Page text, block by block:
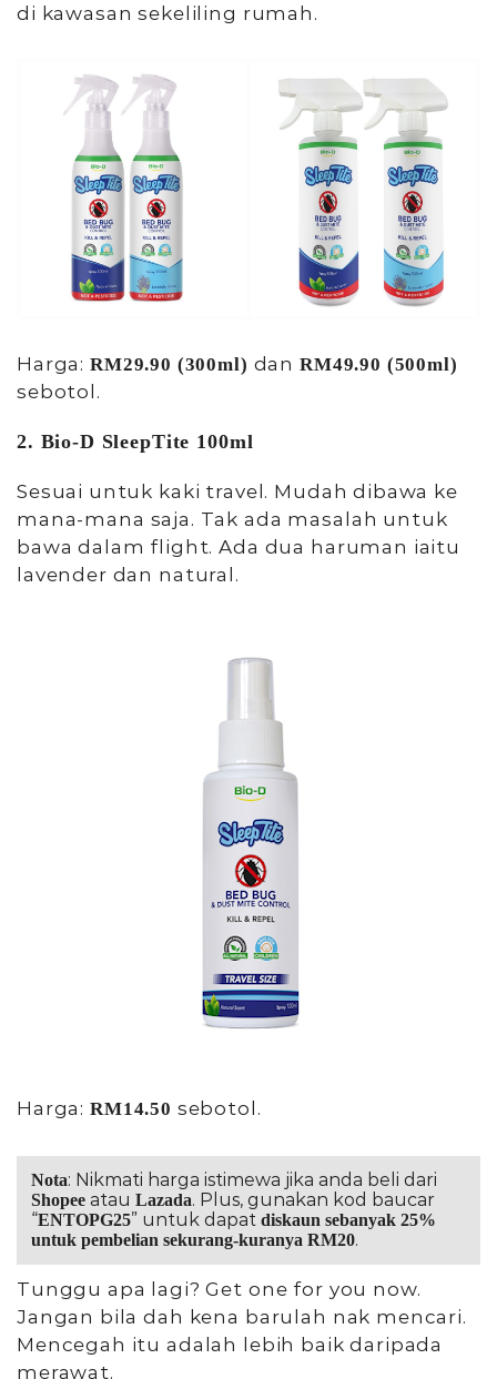
di kawasan sekeliling rumah.
Harga: RM29.90 (300ml) dan RM49.90 (500ml)
sebotol.
2. Bio-D SleepTite 100ml
Sesuai untuk kaki travel. Mudah dibawa ke
mana-mana saja. Tak ada masalah untuk
bawa dalam flight. Ada dua haruman iaitu
lavender dan natural.
Harga: RM14.50 sebotol.
Nota: Nikmati harga istimewa jika anda beli dari
Shopee atau Lazada. Plus, gunakan kod baucar
“ENTOPG25” untuk dapat diskaun sebanyak 25%
untuk pembelian sekurang-kuranya RM20.
Tunggu apa lagi? Get one for you now.
Jangan bila dah kena barulah nak mencari.
Mencegah itu adalah lebih baik daripada
merawat.